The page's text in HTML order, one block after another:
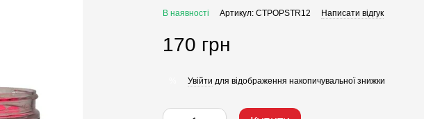
В наявності Артикул: CTPOPSTR12 Написати відгук
170 грн
Увійти для відображення накопичувальної знижки